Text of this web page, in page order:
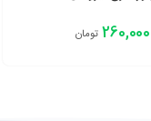
260,000 تومان